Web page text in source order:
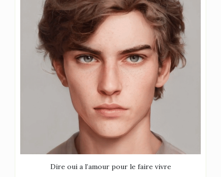
Dire oui a l’amour pour le faire vivre